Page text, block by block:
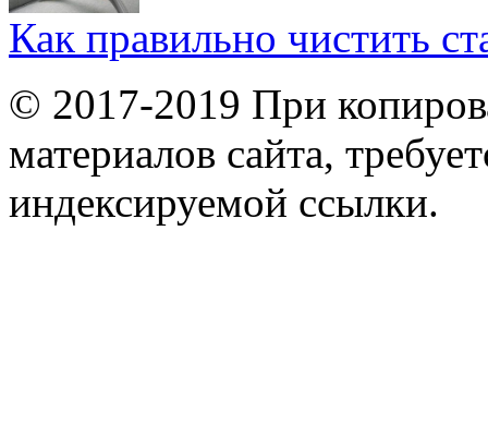
Как правильно чистить
© 2017-2019 При
материалов сайта,
индексируемой ссылки.